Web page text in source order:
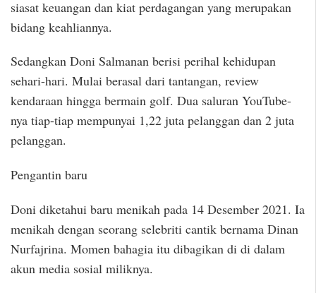
siasat keuangan dan kiat perdagangan yang merupakan
bidang keahliannya.
Sedangkan Doni Salmanan berisi perihal kehidupan
sehari-hari. Mulai berasal dari tantangan, review
kendaraan hingga bermain golf. Dua saluran YouTube-
nya tiap-tiap mempunyai 1,22 juta pelanggan dan 2 juta
pelanggan.
Pengantin baru
Doni diketahui baru menikah pada 14 Desember 2021. Ia
menikah dengan seorang selebriti cantik bernama Dinan
Nurfajrina. Momen bahagia itu dibagikan di di dalam
akun media sosial miliknya.